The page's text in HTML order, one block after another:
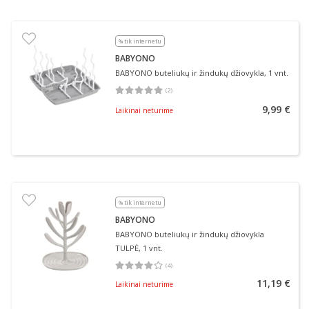
% tik internetu
BABYONO
BABYONO buteliukų ir žindukų džiovykla, 1 vnt.
(2)
Vidutinis įvertinimas 5.00
Laikinai neturime 9,99 €
% tik internetu
BABYONO
BABYONO buteliukų ir žindukų džiovykla
TULPĖ, 1 vnt.
(4)
Vidutinis įvertinimas 4.00
Laikinai neturime 11,19 €